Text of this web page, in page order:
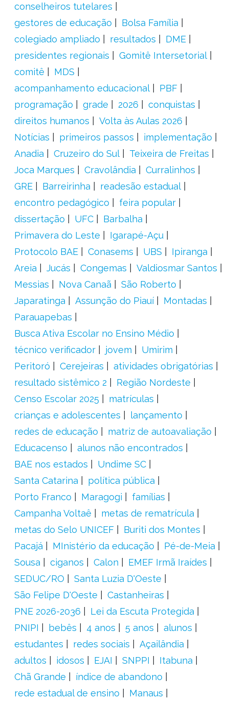
conselheiros tutelares
gestores de educação
Bolsa Família
colegiado ampliado
resultados
DME
presidentes regionais
Gomitê Intersetorial
comitê
MDS
acompanhamento educacional
PBF
programação
grade 2026
conquistas
direitos humanos
Volta às Aulas 2026
Notícias
primeiros passos
implementação
Anadia
Cruzeiro do Sul
Teixeira de Freitas
Joca Marques
Cravolândia
Curralinhos
GRE
Barreirinha
readesão estadual
encontro pedagógico
feira popular
dissertação
UFC
Barbalha
Primavera do Leste
Igarapé-Açu
Protocolo BAE
Conasems UBS
Ipiranga
Areia
Jucás Congemas
Valdiosmar Santos
Messias
Nova Canaã
São Roberto
Japaratinga
Assunção do Piauí
Montadas
Parauapebas
Busca Ativa Escolar no Ensino Médio
técnico verificador
jovem
Umirim
Peritoró
Cerejeiras
atividades obrigatórias
resultado sistêmico 2
Região Nordeste
Censo Escolar 2025
matrículas
crianças e adolescentes
lançamento
redes de educação
matriz de autoavaliação
Educacenso
alunos não encontrados
BAE nos estados
Undime SC
Santa Catarina
política pública
Porto Franco
Maragogi
famílias
Campanha Voltaê
metas de rematrícula
metas do Selo UNICEF
Buriti dos Montes
Pacajá
MInistério da educação
Pé-de-Meia
Sousa
ciganos Calon
EMEF Irmã Iraídes
SEDUC/RO
Santa Luzia D'Oeste
São Felipe D'Oeste
Castanheiras
PNE 2026-2036
Lei da Escuta Protegida
PNIPI
bebês 4 anos 5 anos
alunos
estudantes
redes sociais
Açailândia
adultos
idosos EJAI SNPPI
Itabuna
Chã Grande
índice de abandono
rede estadual de ensino
Manaus